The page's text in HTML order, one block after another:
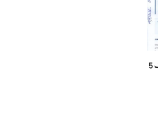
لیسکو SDO مزنگ محمد علی ریاض کے خلاف 5